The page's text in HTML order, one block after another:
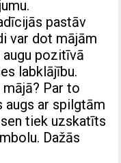
pastāv
var dot mājām
augu pozitīvā
labklājību.
Par to
augs ar spilgtām
tiek uzskatīts
Dažās